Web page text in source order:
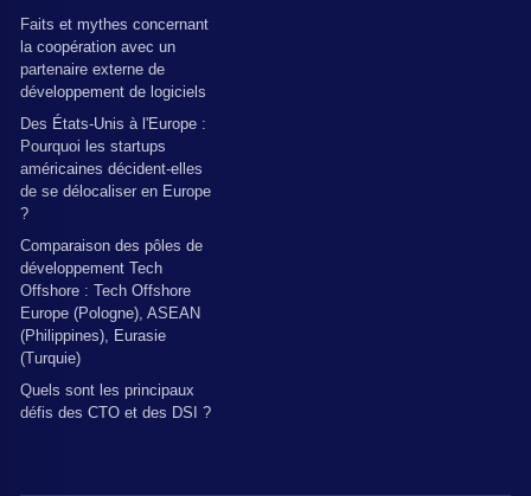
Faits et mythes concernant
la coopération avec un
partenaire externe de
développement de logiciels
Des États-Unis à l'Europe :
Pourquoi les startups
américaines décident-elles
de se délocaliser en Europe
?
Comparaison des pôles de
développement Tech
Offshore : Tech Offshore
Europe (Pologne), ASEAN
(Philippines), Eurasie
(Turquie)
Quels sont les principaux
défis des CTO et des DSI ?